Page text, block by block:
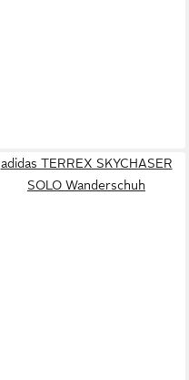
adidas TERREX SKYCHASER
SOLO Wanderschuh